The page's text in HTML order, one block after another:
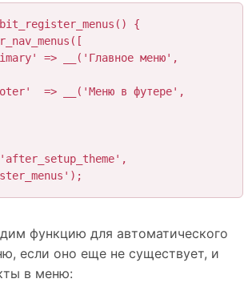
{
функцию для автоматического
если оно еще не существует, и
в меню: